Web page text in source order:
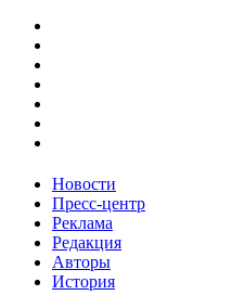
Новости
Пресс-центр
Реклама
Редакция
Авторы
История